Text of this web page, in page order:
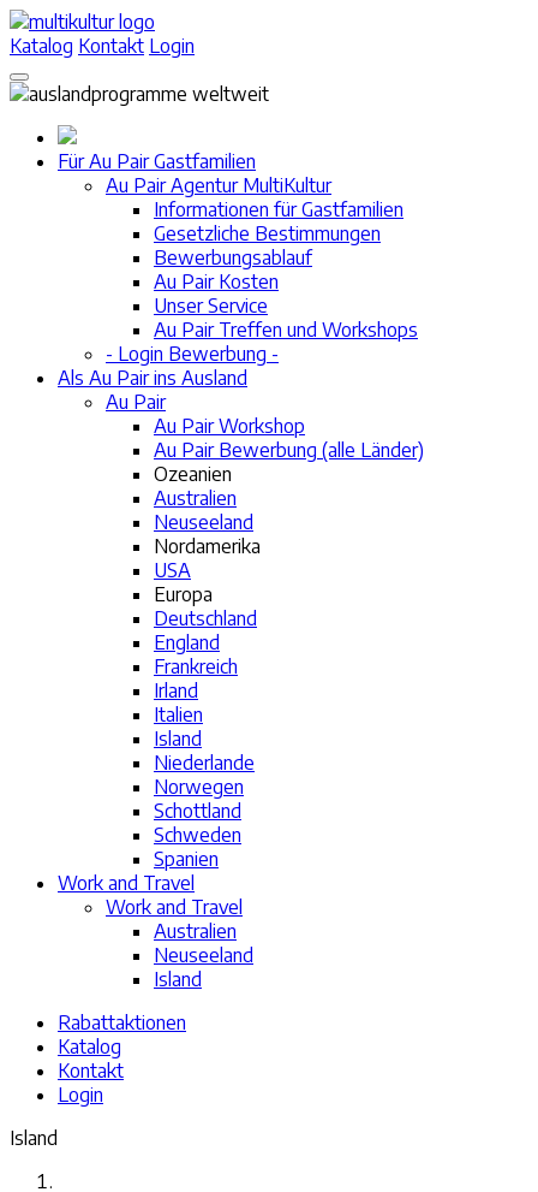
Katalog Kontakt Login
Für Au Pair Gastfamilien
Au Pair Agentur MultiKultur
Informationen für Gastfamilien
Gesetzliche Bestimmungen
Bewerbungsablauf
Au Pair Kosten
Unser Service
Au Pair Treffen und Workshops
- Login Bewerbung -
Als Au Pair ins Ausland
Au Pair
Au Pair Workshop
Au Pair Bewerbung (alle Länder)
Ozeanien
Australien
Neuseeland
Nordamerika
USA
Europa
Deutschland
England
Frankreich
Irland
Italien
Island
Niederlande
Norwegen
Schottland
Schweden
Spanien
Work and Travel
Work and Travel
Australien
Neuseeland
Island
Rabattaktionen
Katalog
Kontakt
Login
Island